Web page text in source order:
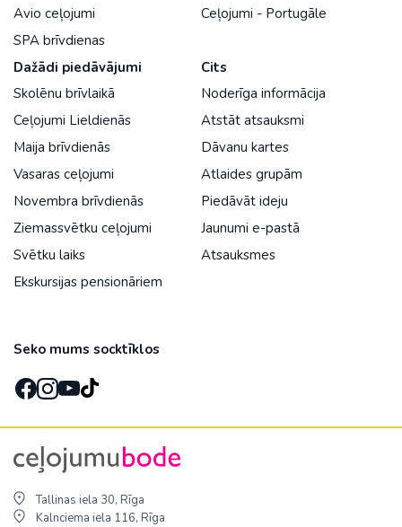
Avio ceļojumi
SPA brīvdienas
Ceļojumi - Portugāle
Dažādi piedāvājumi
Skolēnu brīvlaikā
Ceļojumi Lieldienās
Maija brīvdienās
Vasaras ceļojumi
Novembra brīvdienās
Ziemassvētku ceļojumi
Svētku laiks
Ekskursijas pensionāriem
Cits
Noderīga informācija
Atstāt atsauksmi
Dāvanu kartes
Atlaides grupām
Piedāvāt ideju
Jaunumi e-pastā
Atsauksmes
Seko mums socktīklos
Tallinas iela 30, Rīga
Kalnciema iela 116, Rīga